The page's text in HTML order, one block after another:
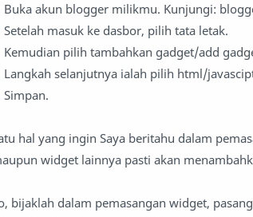
Buka akun blogger milikmu. Kunjungi:
Setelah masuk ke dasbor, pilih tata letak.
Kemudian pilih tambahkan gadget/add
Langkah selanjutnya ialah pilih html/
Simpan.
hal yang ingin Saya beritahu dalam
widget lainnya pasti akan
bijaklah dalam pemasangan widget,